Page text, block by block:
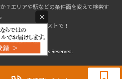
719
（水曜定休）
？エリアや駅などの条件面を変えて検索す
ジデントファーストで！
Co.,Ltd. All Rights Reserved.
×